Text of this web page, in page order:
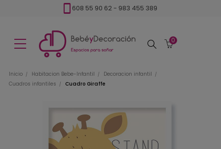
608 55 90 62 - 983 455 389
Buscar
0
Inicio Habitacion Bebe-Infantil
Decoracion infantil
Cuadros infantiles
Cuadro Giraffe